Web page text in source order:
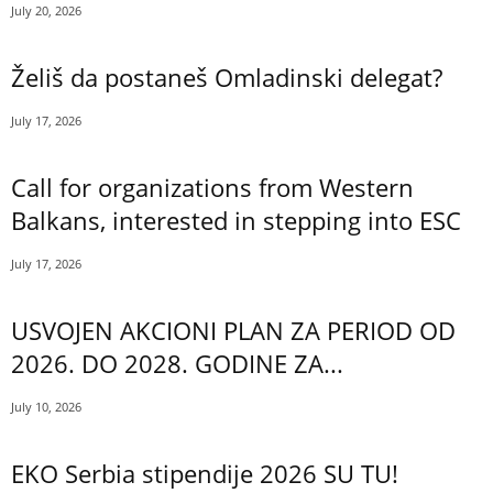
July 20, 2026
Želiš da postaneš Omladinski delegat?
July 17, 2026
Call for organizations from Western
Balkans, interested in stepping into ESC
July 17, 2026
USVOJEN AKCIONI PLAN ZA PERIOD OD
2026. DO 2028. GODINE ZA...
July 10, 2026
EKO Serbia stipendije 2026 SU TU!